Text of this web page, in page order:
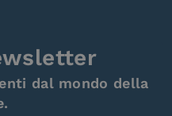
dal mondo della